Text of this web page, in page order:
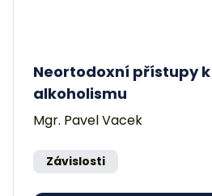
Neortodoxní přístupy
alkoholismu
Mgr. Pavel Vacek
Závislosti